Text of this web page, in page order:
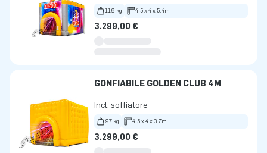
119 kg 4.5 x 4 x 5.4m
3.299,00 €
GONFIABILE GOLDEN CLUB 4M
Incl. soffiatore
97 kg 4.5 x 4 x 3.7m
3.299,00 €